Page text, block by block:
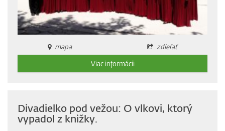
mapa
zdieľať
Viac informácii
Divadielko pod vežou: O vlkovi, ktorý
vypadol z knižky.